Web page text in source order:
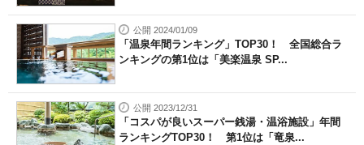
公開 2024/01/09
「温泉年間ランキング」TOP30！ 全国総合ラ
ンキングの第1位は「美楽温泉 SP...
公開 2023/12/31
「コスパが良いスーパー銭湯・温浴施設」年間
ランキングTOP30！ 第1位は「竜泉...